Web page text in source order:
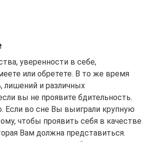
уверенности в себе,
или обретете. В то же время
лишений и различных
вы не проявите бдительность.
во сне Вы выиграли крупную
чтобы проявить себя в качестве
Вам должна представиться.